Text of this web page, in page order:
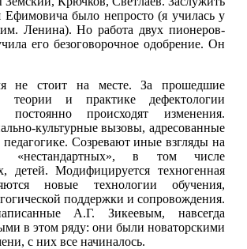
Ефимовича было непросто (я училась у
Ленина). Но работа двух пионеров-
его безоговорочное одобрение. Он
не стоит на месте. За прошедшие
теории и практике дефектологии
происходят изменения.
культурные вызовы, адресованные
Созревают иные взгляды на
«нестандартных», в том числе
детей. Модифицируется техногенная
новые технологии обучения,
поддержки и сопровождения.
А.Г. Зикеевым, навсегда
в этом ряду: они были новаторскими
с них все начиналось.